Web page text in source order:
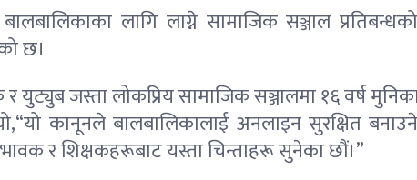
लागि लाग्ने सामाजिक सञ्जाल
छ।
युट्युब जस्ता लोकप्रिय सामाजिक सञ्जालमा १६ वर्ष
कानूनले बालबालिकालाई अनलाइन सुरक्षित
र शिक्षकहरूबाट यस्ता चिन्ताहरू सुनेका छौं।”